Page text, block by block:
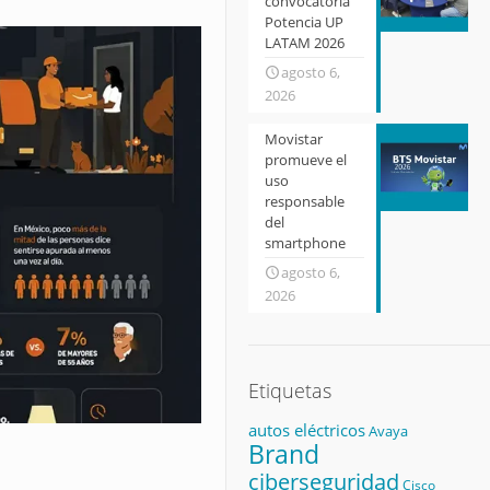
Potencia UP
LATAM 2026
agosto 6,
2026
Movistar
promueve el
uso
responsable
del
smartphone
agosto 6,
2026
Etiquetas
autos eléctricosAvaya
Brand
ciberseguridad Cisco